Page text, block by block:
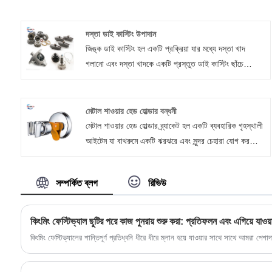
দস্তা ডাই কাস্টিং উপাদান
জিঙ্ক ডাই কাস্টিং হল একটি প্রক্রিয়া যার মধ্যে দস্তা খাদ
গলানো এবং দস্তা খাদকে একটি প্রস্তুত ডাই কাস্টিং ছাঁচে
ব্যাপকভাবে ব্যবহৃত হয়। উত্পাদিত জিঙ্ক ডাই কাস্টিং উপাদানগুলির
অনেক সুবিধা রয়েছে।
মেটাল শাওয়ার হেড হোল্ডার বন্ধনী
মেটাল শাওয়ার হেড হোল্ডার ব্র্যাকেট হল একটি ব্যবহারিক গৃহস্থালী
আইটেম যা বাথরুমে একটি ঝরঝরে এবং সুন্দর চেহারা যোগ করতে
দৃঢ়ভাবে স্থির রয়েছে, একটি অবিচ্ছিন্ন জল প্রবাহ প্রদান করে
সম্পর্কিত ব্লগ রিভিউ
কিংমিং ফেস্টিভ্যাল ছুটির পরে কাজ পুনরায় শুরু করা: প্রতিফলন এবং এগিয়ে
কিংমিং ফেস্টিভ্যালের শান্তিপূর্ণ প্রতিধ্বনি ধীরে ধীরে ম্লান হয়ে যাওয়ার সাথে সাথে আমরা